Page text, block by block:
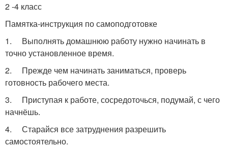
2 -4 класс
Памятка-инструкция по самоподготовке
1. Выполнять домашнюю работу нужно начинать в
точно установленное время.
2. Прежде чем начинать заниматься, проверь
готовность рабочего места.
3. Приступая к работе, сосредоточься, подумай, с чего
начнёшь.
4. Старайся все затруднения разрешить
самостоятельно.